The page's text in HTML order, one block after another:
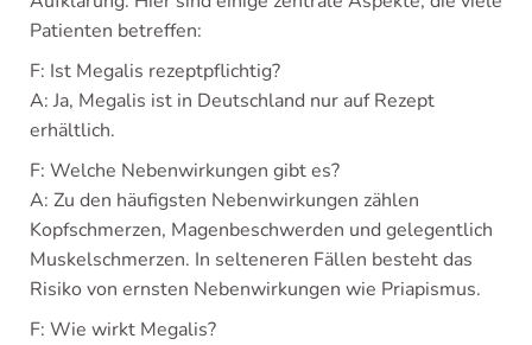
Patienten betreffen:
F: Ist Megalis rezeptpflichtig?
A: Ja, Megalis ist in Deutschland nur auf Rezept
erhältlich.
F: Welche Nebenwirkungen gibt es?
A: Zu den häufigsten Nebenwirkungen zählen
Kopfschmerzen, Magenbeschwerden und gelegentlich
Muskelschmerzen. In selteneren Fällen besteht das
Risiko von ernsten Nebenwirkungen wie Priapismus.
F: Wie wirkt Megalis?